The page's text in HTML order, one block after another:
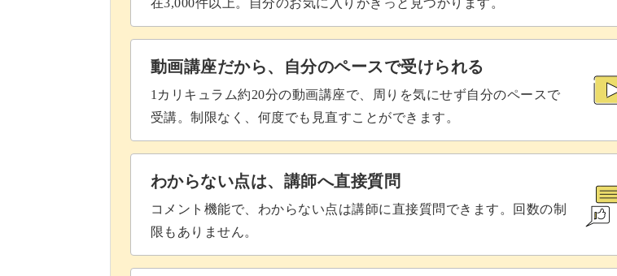
動画講座だから、自分のペースで受けられる
1カリキュラム約20分の動画講座で、周りを気にせず自分のペースで
受講。制限なく、何度でも見直すことができます。
わからない点は、講師へ直接質問
コメント機能で、わからない点は講師に直接質問できます。回数の制
限もありません。